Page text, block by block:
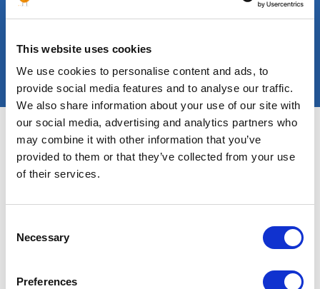
This website uses cookies
We use cookies to personalise content and ads, to
provide social media features and to analyse our traffic.
We also share information about your use of our site with
our social media, advertising and analytics partners who
may combine it with other information that you’ve
provided to them or that they’ve collected from your use
of their services.
Selection
Necessary
Preferences
Altea Energy en chiffres